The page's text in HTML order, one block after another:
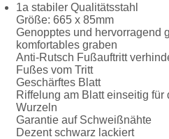
1a stabiler Qualitätsstahl
Größe: 665 x 85mm
Genopptes und hervorragend
komfortables graben
Anti-Rutsch Fußauftritt
Fußes vom Tritt
Geschärftes Blatt
Riffelung am Blatt einseitig
Wurzeln
Garantie auf Schweißnähte
Dezent schwarz lackiert